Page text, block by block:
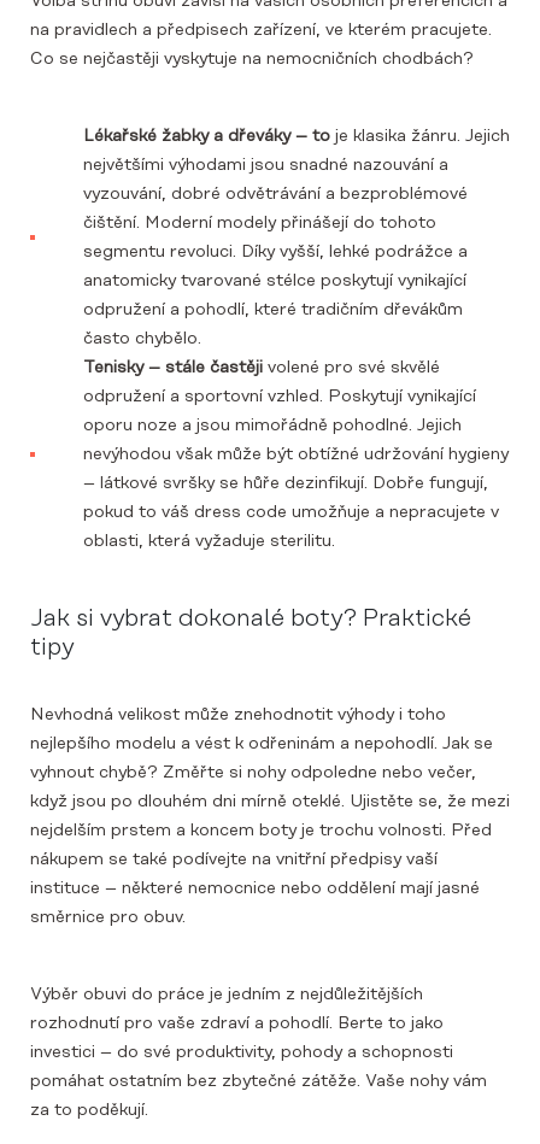
na pravidlech a předpisech zařízení, ve kterém pracujete.
Co se nejčastěji vyskytuje na nemocničních chodbách?
Lékařské žabky a dřeváky – to je klasika žánru. Jejich
největšími výhodami jsou snadné nazouvání a
vyzouvání, dobré odvětrávání a bezproblémové
čištění. Moderní modely přinášejí do tohoto
segmentu revoluci. Díky vyšší, lehké podrážce a
anatomicky tvarované stélce poskytují vynikající
odpružení a pohodlí, které tradičním dřevákům
často chybělo.
Tenisky – stále častěji volené pro své skvělé
odpružení a sportovní vzhled. Poskytují vynikající
oporu noze a jsou mimořádně pohodlné. Jejich
nevýhodou však může být obtížné udržování hygieny
– látkové svršky se hůře dezinfikují. Dobře fungují,
pokud to váš dress code umožňuje a nepracujete v
oblasti, která vyžaduje sterilitu.
Jak si vybrat dokonalé boty? Praktické
tipy
Nevhodná velikost může znehodnotit výhody i toho
nejlepšího modelu a vést k odřeninám a nepohodlí. Jak se
vyhnout chybě? Změřte si nohy odpoledne nebo večer,
když jsou po dlouhém dni mírně oteklé. Ujistěte se, že mezi
nejdelším prstem a koncem boty je trochu volnosti. Před
nákupem se také podívejte na vnitřní předpisy vaší
instituce – některé nemocnice nebo oddělení mají jasné
směrnice pro obuv.
Výběr obuvi do práce je jedním z nejdůležitějších
rozhodnutí pro vaše zdraví a pohodlí. Berte to jako
investici – do své produktivity, pohody a schopnosti
pomáhat ostatním bez zbytečné zátěže. Vaše nohy vám
za to poděkují.